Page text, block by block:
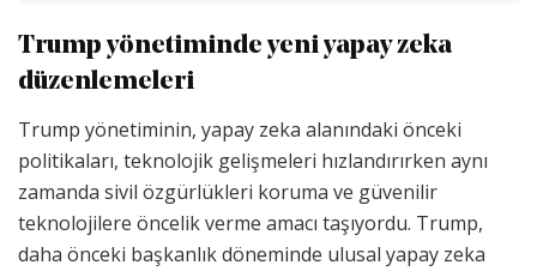
Trump yönetiminde yeni yapay zeka
düzenlemeleri
Trump yönetiminin, yapay zeka alanındaki önceki
politikaları, teknolojik gelişmeleri hızlandırırken aynı
zamanda sivil özgürlükleri koruma ve güvenilir
teknolojilere öncelik verme amacı taşıyordu. Trump,
daha önceki başkanlık döneminde ulusal yapay zeka